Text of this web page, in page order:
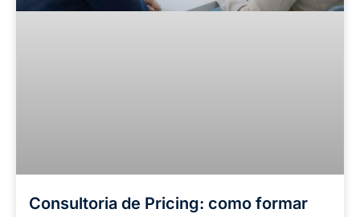
Consultoria de Pricing: como formar